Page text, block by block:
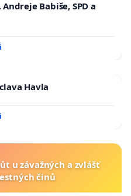
Babiše, SPD a
Havla
u závažných a zvlášť
činů